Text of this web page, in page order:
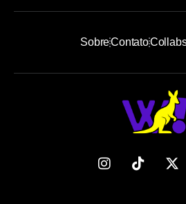
SobreContato